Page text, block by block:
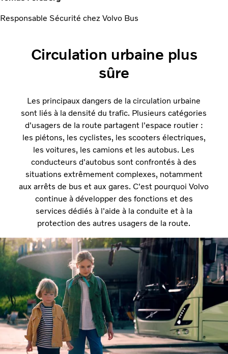
Responsable Sécurité chez Volvo Bus
Circulation urbaine plus
sûre
Les principaux dangers de la circulation urbaine
sont liés à la densité du trafic. Plusieurs catégories
d'usagers de la route partagent l'espace routier :
les piétons, les cyclistes, les scooters électriques,
les voitures, les camions et les autobus. Les
conducteurs d'autobus sont confrontés à des
situations extrêmement complexes, notamment
aux arrêts de bus et aux gares. C'est pourquoi Volvo
continue à développer des fonctions et des
services dédiés à l'aide à la conduite et à la
protection des autres usagers de la route.